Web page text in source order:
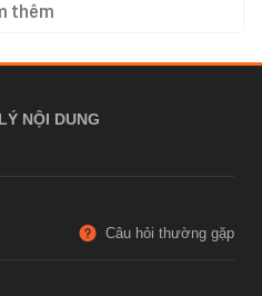
thêm
NỘI DUNG
Câu hỏi thường gặp